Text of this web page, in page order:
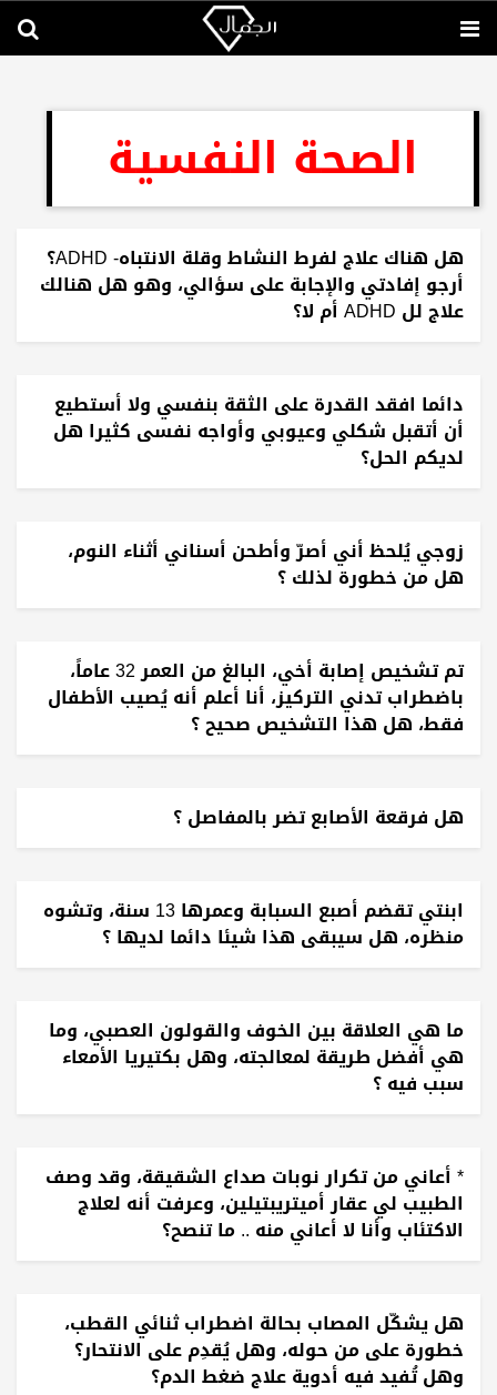
الصحة النفسية
هل هناك علاج لفرط النشاط وقلة الانتباه- ADHD؟
أرجو إفادتي والإجابة على سؤالي، وهو هل هنالك
علاج لل ADHD أم لا؟
دائما افقد القدرة على الثقة بنفسي ولا أستطيع
أن أتقبل شكلي وعيوبي وأواجه نفسى كثيرا هل
لديكم الحل؟
زوجي يُلحظ أني أصرّ وأطحن أسناني أثناء النوم،
هل من خطورة لذلك ؟
تم تشخيص إصابة أخي، البالغ من العمر 32 عاماً،
باضطراب تدني التركيز، أنا أعلم أنه يُصيب الأطفال
فقط، هل هذا التشخيص صحيح ؟
هل فرقعة الأصابع تضر بالمفاصل ؟
ابنتي تقضم أصبع السبابة وعمرها 13 سنة، وتشوه
منظره، هل سيبقى هذا شيئا دائما لديها ؟
ما هي العلاقة بين الخوف والقولون العصبي، وما
هي أفضل طريقة لمعالجته، وهل بكتيريا الأمعاء
سبب فيه ؟
* أعاني من تكرار نوبات صداع الشقيقة، وقد وصف
الطبيب لي عقار أميتريبتيلين، وعرفت أنه لعلاج
الاكتئاب وأنا لا أعاني منه .. ما تنصح؟
هل يشكّل المصاب بحالة اضطراب ثنائي القطب،
خطورة على من حوله، وهل يُقدِم على الانتحار؟
وهل تُفيد فيه أدوية علاج ضغط الدم؟